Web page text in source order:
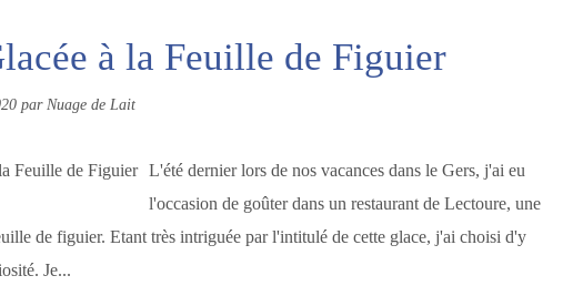
à la Feuille de Figuier
par Nuage de Lait
L'été dernier lors de nos vacances dans le Gers, j'ai eu
l'occasion de goûter dans un restaurant de Lectoure, une
de figuier. Etant très intriguée par l'intitulé de cette glace, j'ai choisi d'y
Je...